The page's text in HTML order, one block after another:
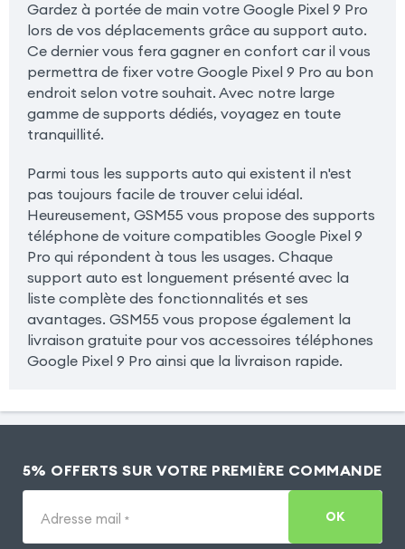
Gardez à portée de main votre Google Pixel 9 Pro
lors de vos déplacements grâce au support auto.
Ce dernier vous fera gagner en confort car il vous
permettra de fixer votre Google Pixel 9 Pro au bon
endroit selon votre souhait. Avec notre large
gamme de supports dédiés, voyagez en toute
tranquillité.
Parmi tous les supports auto qui existent il n'est
pas toujours facile de trouver celui idéal.
Heureusement, GSM55 vous propose des supports
téléphone de voiture compatibles Google Pixel 9
Pro qui répondent à tous les usages. Chaque
support auto est longuement présenté avec la
liste complète des fonctionnalités et ses
avantages. GSM55 vous propose également la
livraison gratuite pour vos accessoires téléphones
Google Pixel 9 Pro ainsi que la livraison rapide.
5% OFFERTS SUR VOTRE PREMIÈRE COMMANDE
Adresse mail * OK